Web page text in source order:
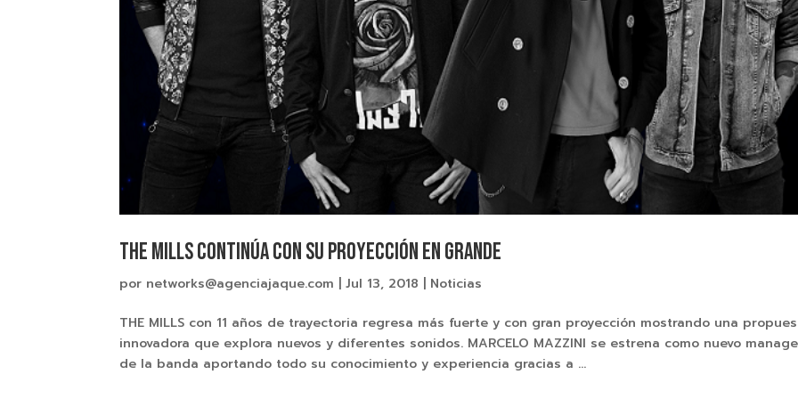
THE MILLS Continúa con su proyección en grande
por networks@agenciajaque.com |Jul 13, 2018 Noticias
THE MILLS con 11 años de trayectoria regresa más fuerte y con gran proyección mostrando una
innovadora que explora nuevos y diferentes sonidos. MARCELO MAZZINI se estrena como nuevo
de la banda aportando todo su conocimiento y experiencia gracias a ...